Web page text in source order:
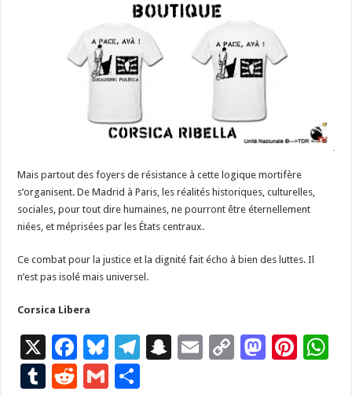
Mais partout des foyers de résistance à cette logique mortifère
s’organisent. De Madrid à Paris, les réalités histo­riques, culturelles,
sociales, pour tout dire humaines, ne pourront être éternellement
niées, et méprisées par les États centraux.
Ce combat pour la justice et la dignité fait écho à bien des luttes. Il
n’est pas isolé mais universel.
Corsica Libera
X
F
ac
Bl
u
T
S
E
C
M Pi
T
R
G